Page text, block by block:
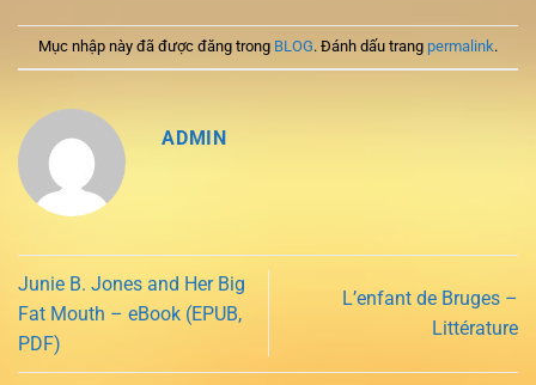
Mục nhập này đã được đăng trong BLOG. Đánh dấu trang permalink.
ADMIN
Junie B. Jones and Her Big
Fat Mouth – eBook (EPUB,
PDF)
L’enfant de Bruges –
Littérature